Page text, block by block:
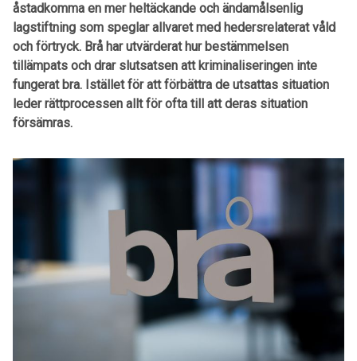
åstadkomma en mer heltäckande och ändamålsenlig
lagstiftning som speglar allvaret med hedersrelaterat våld
och förtryck. Brå har utvärderat hur bestämmelsen
tillämpats och drar slutsatsen att kriminaliseringen inte
fungerat bra. Istället för att förbättra de utsattas situation
leder rättprocessen allt för ofta till att deras situation
försämras.